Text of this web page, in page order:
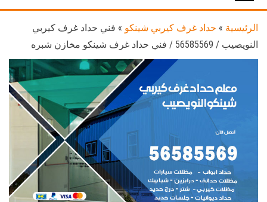
الرئيسية » حداد غرف كيربي شينكو » فني حداد غرف كيربي
النويصيب / 56585569 / فني حداد غرف شينكو مخازن شبره